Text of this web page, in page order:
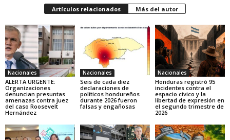
Artículos relacionados Más del autor
Nacionales
ALERTA URGENTE:
Organizaciones
denuncian presuntas
amenazas contra juez
del caso Roosevelt
Hernández
Nacionales
Seis de cada diez
declaraciones de
políticos hondureños
durante 2026 fueron
falsas y engañosas
Nacionales
Honduras registró 95
incidentes contra el
espacio cívico y la
libertad de expresión en
el segundo trimestre de
2026